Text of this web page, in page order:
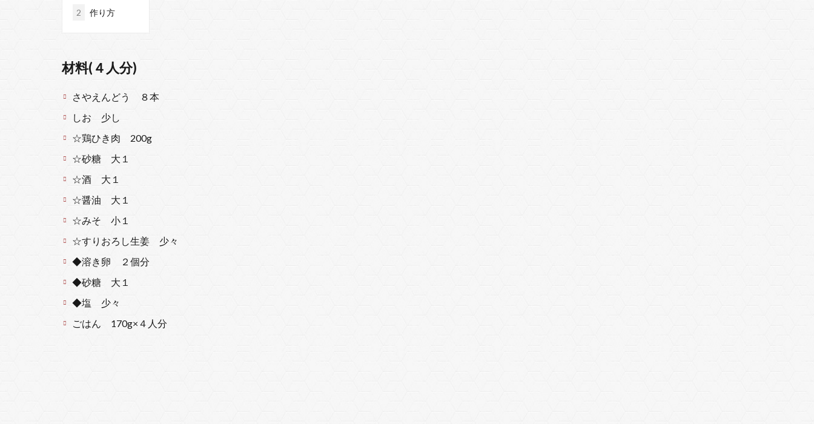
2 作り方
材料(４人分)
さやえんどう ８本
しお 少し
☆鶏ひき肉 200g
☆砂糖 大１
☆酒 大１
☆醤油 大１
☆みそ 小１
☆すりおろし生姜 少々
◆溶き卵 ２個分
◆砂糖 大１
◆塩 少々
ごはん 170g×４人分